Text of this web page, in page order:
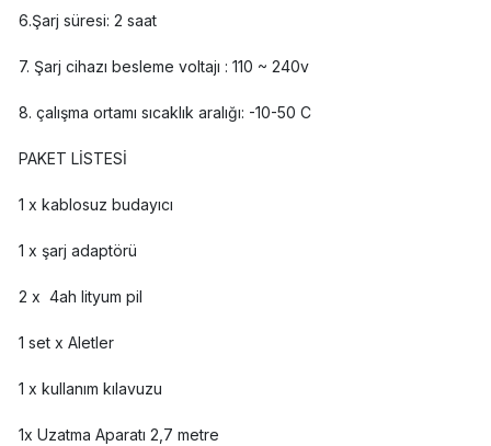
6.Şarj süresi: 2 saat
7. Şarj cihazı besleme voltajı : 110 ~ 240v
8. çalışma ortamı sıcaklık aralığı: -10-50 C
PAKET LİSTESİ
1 x kablosuz budayıcı
1 x şarj adaptörü
2 x 4ah lityum pil
1 set x Aletler
1 x kullanım kılavuzu
1x Uzatma Aparatı 2,7 metre